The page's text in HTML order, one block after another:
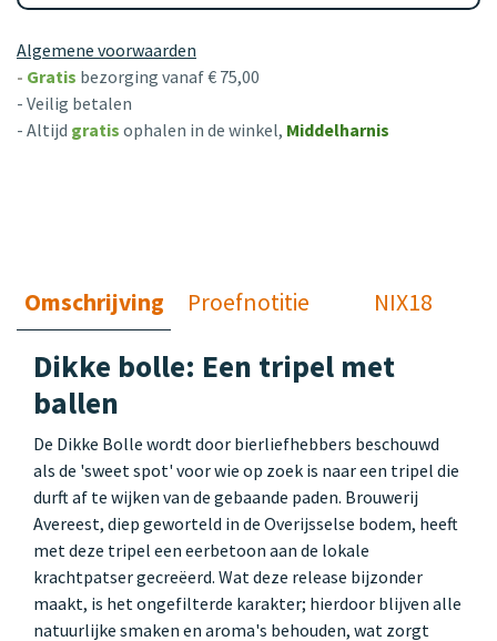
Algemene voorwaarden
- Gratis bezorging vanaf € 75,00
- Veilig betalen
- Altijd gratis ophalen in de winkel, Middelharnis
Omschrijving Proefnotitie NIX18
Dikke bolle: Een tripel met
ballen
De Dikke Bolle wordt door bierliefhebbers beschouwd
als de 'sweet spot' voor wie op zoek is naar een tripel die
durft af te wijken van de gebaande paden. Brouwerij
Avereest, diep geworteld in de Overijsselse bodem, heeft
met deze tripel een eerbetoon aan de lokale
krachtpatser gecreëerd. Wat deze release bijzonder
maakt, is het ongefilterde karakter; hierdoor blijven alle
natuurlijke smaken en aroma's behouden, wat zorgt